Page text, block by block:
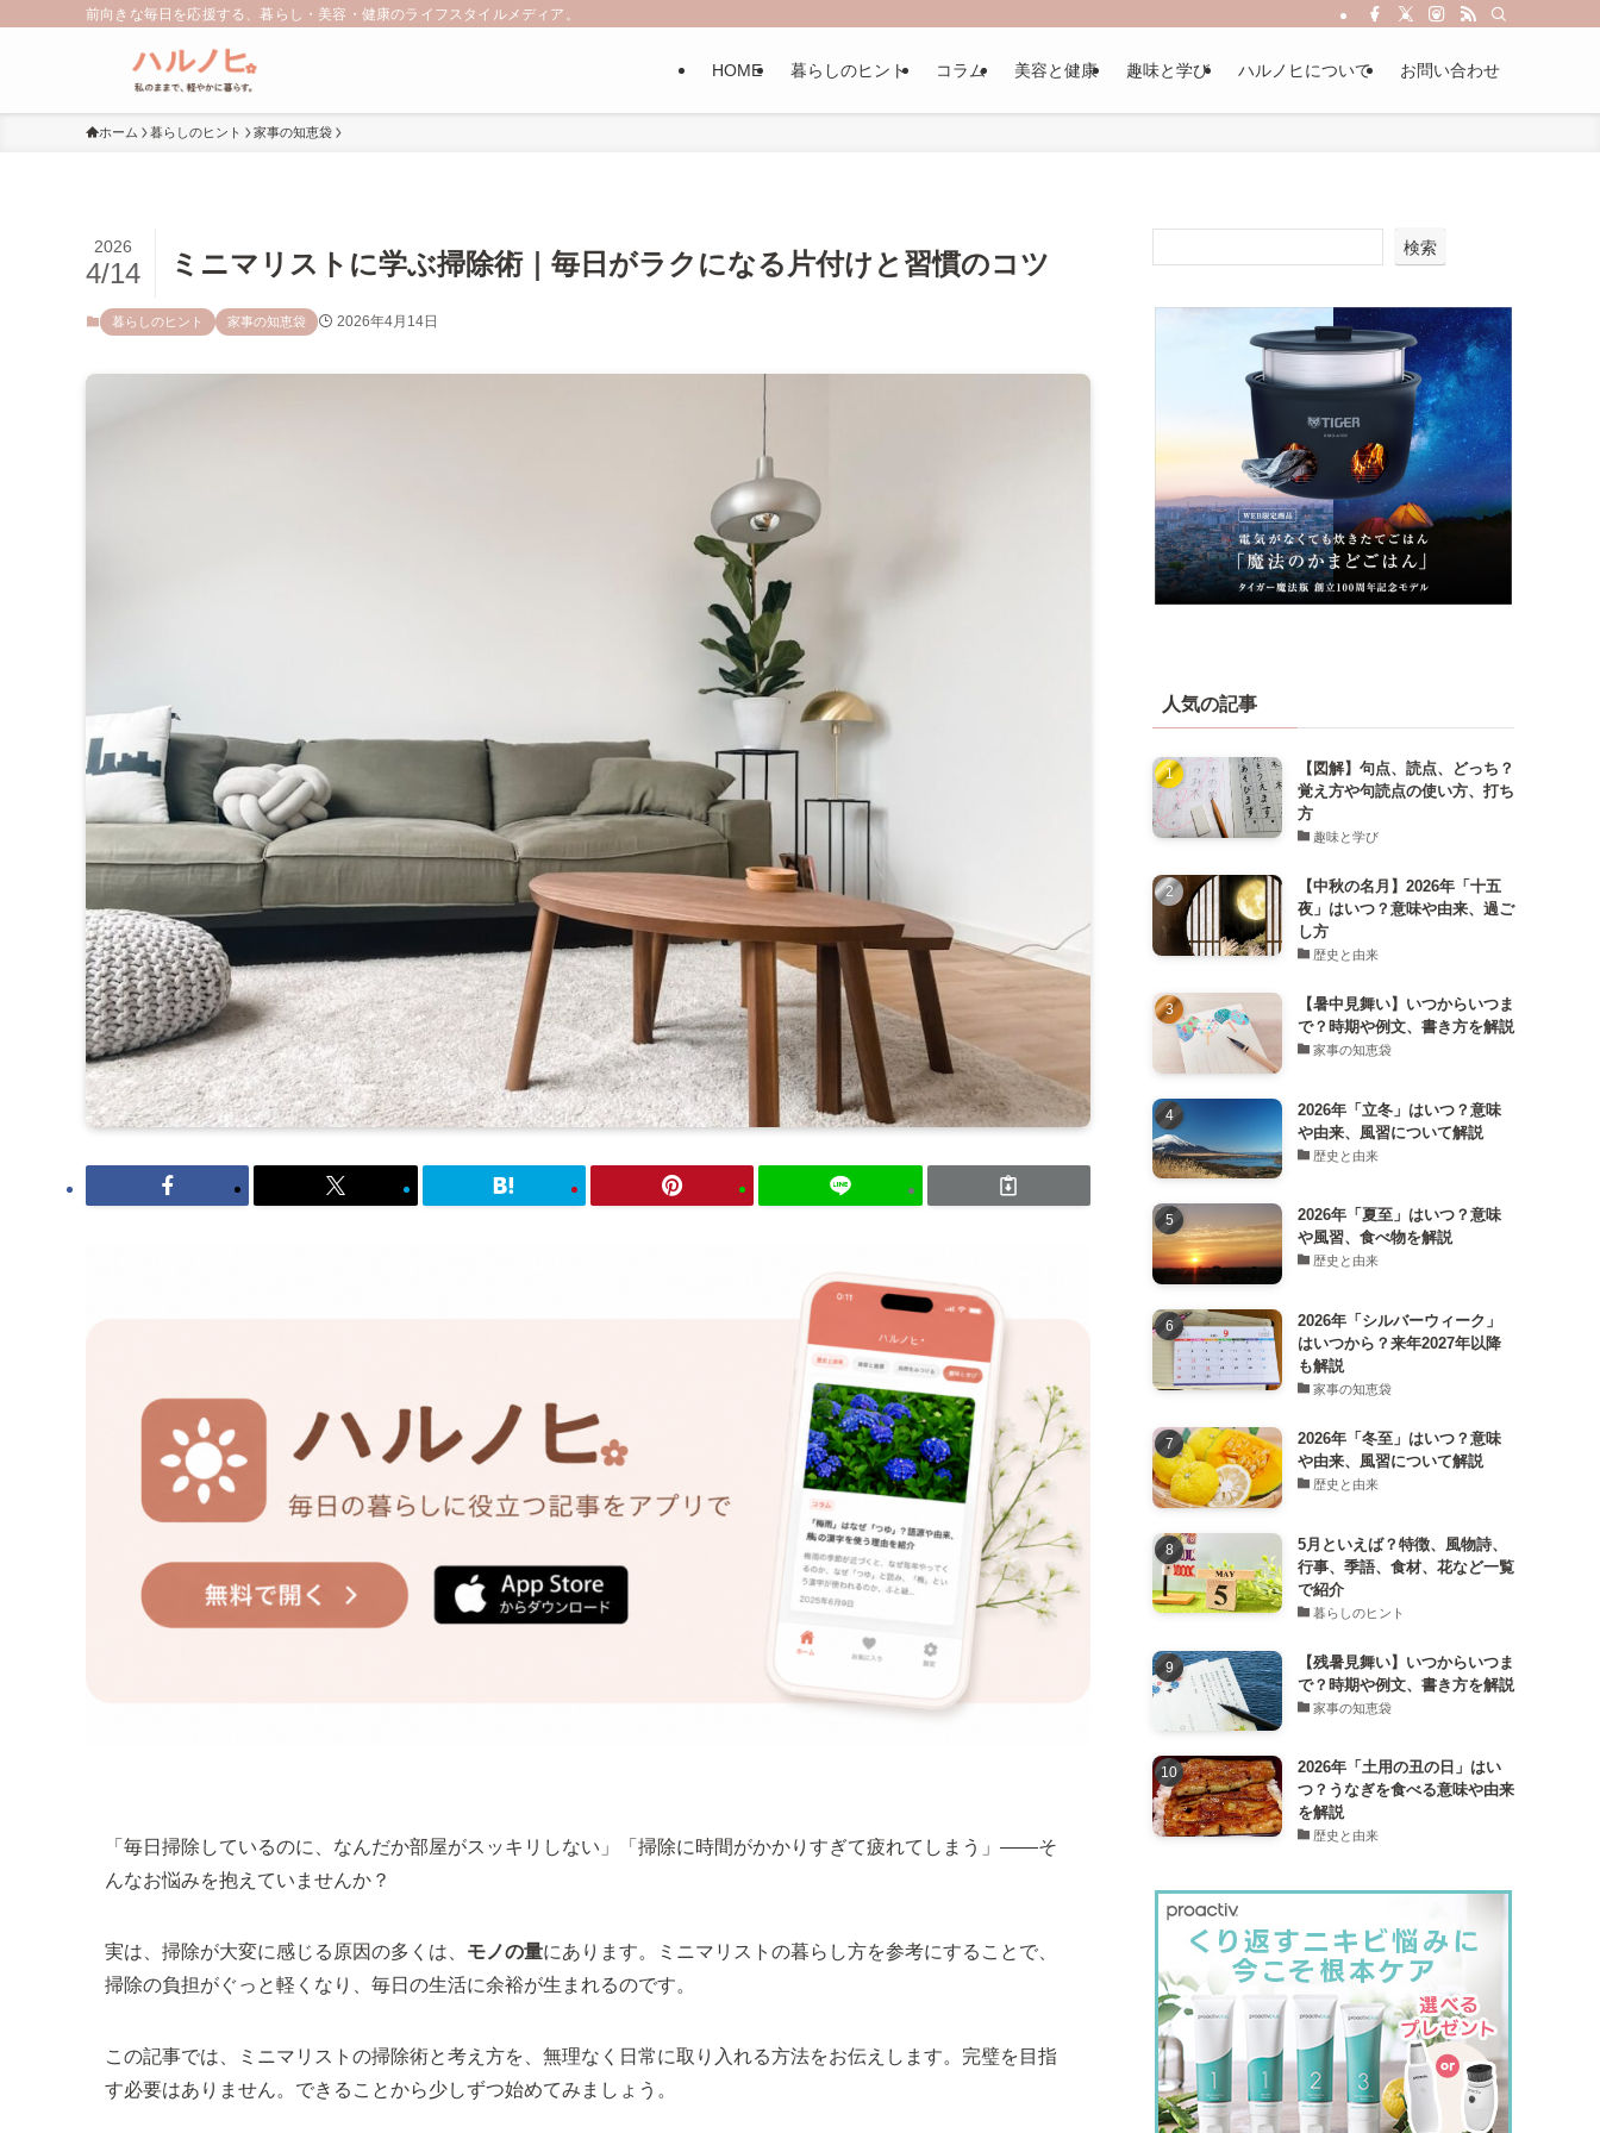
前向きな毎日を応援する、暮らし・美容・健康のライフスタイルメディア。
HOME 暮らしのヒント コラム 美容と健康 趣味と学び ハルノヒについて お問い合わせ
ホーム 暮らしのヒント 家事の知恵袋
ミニマリストに学ぶ掃除術｜毎日がラクになる片付けと習慣のコツ
2026
4/14
暮らしのヒント 家事の知恵袋 2026年4月14日
「毎日掃除しているのに、なんだか部屋がスッキリしない」「掃除に時間がかかりすぎて疲れてしまう」——そ
んなお悩みを抱えていませんか？
実は、掃除が大変に感じる原因の多くは、 モノの量にあります。ミニマリストの暮らし方を参考にすることで、
掃除の負担がぐっと軽くなり、毎日の生活に余裕が生まれるのです。
この記事では、ミニマリストの掃除術と考え方を、無理なく日常に取り入れる方法をお伝えします。完璧を目指
す必要はありません。できることから少しずつ始めてみましょう。
検索
人気の記事
【図解】句点、読点、どっち？
覚え方や句読点の使い方、打ち
方
趣味と学び
【中秋の名月】2026年「十五
夜」はいつ？意味や由来、過ご
し方
歴史と由来
【暑中見舞い】いつからいつま
で？時期や例文、書き方を解説
家事の知恵袋
2026年「立冬」はいつ？意味
や由来、風習について解説
歴史と由来
2026年「夏至」はいつ？意味
や風習、食べ物を解説
歴史と由来
2026年「シルバーウィーク」
はいつから？来年2027年以降
も解説
家事の知恵袋
2026年「冬至」はいつ？意味
や由来、風習について解説
歴史と由来
5月といえば？特徴、風物詩、
行事、季語、食材、花など一覧
で紹介
暮らしのヒント
【残暑見舞い】いつからいつま
で？時期や例文、書き方を解説
家事の知恵袋
2026年「土用の丑の日」はい
つ？うなぎを食べる意味や由来
を解説
歴史と由来